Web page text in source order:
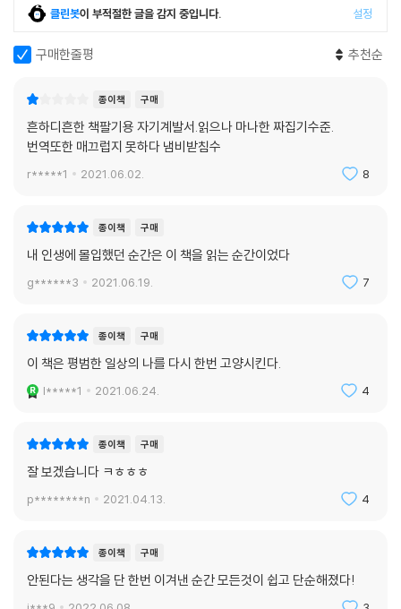
있도록 영양제와 누트로픽(뇌 기능 개선제)을 소개하며 획기적으로 인지
영화 [터미네이터]처럼 ‘스카이넷’이 인간을 점령하고, AI가 우리 직업을
빼앗으며 적이 된다고 생각하는 시나리오는 지우는 게 좋다. 매일 모든 것
어 더 효과적인 결과를 얻을 수 있다. 계산기가 우리 대신 계산을 해주더라
활용하는 기술을 익혀보자. AI는 우리의 적이 아니라 효과적인 팀 파트너
가 될 것이다.
『마지막 몰입 확장판: 나를 넘어서는 힘』은 원하는 것을 얻기 위해 끝까지
책이다. 공부, 건강, 커리어, 인간관계 등 다양한 방면에서 성장하고 원하
는 삶을 살기 위해 자신의 무궁무진한 잠재력을 깨워 최대치로 끌어올리고
싶다면 지금 당장 이 책과 함께 새로운 여정을 떠나보자.
클린봇이 부적절한 글을 감지 중입니다. 설정
구매한줄평 추천순
종이책 구매
흔하디흔한 책팔기용 자기계발서.읽으나 마나한 짜집기수준.
번역또한 매끄럽지 못하다 냄비받침수
r*****1 2021.06.02. 8
종이책 구매
내 인생에 몰입했던 순간은 이 책을 읽는 순간이었다
g******3 2021.06.19. 7
종이책 구매
이 책은 평범한 일상의 나를 다시 한번 고양시킨다.
l*****1 2021.06.24. 4
종이책 구매
잘 보겠습니다 ㅋㅎㅎㅎ
p********n 2021.04.13. 4
종이책 구매
안된다는 생각을 단 한번 이겨낸 순간 모든것이 쉽고 단순해졌다!